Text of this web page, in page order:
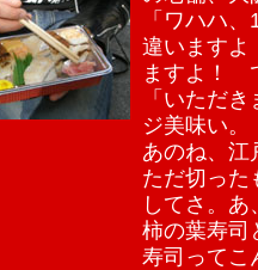
「ワハハ
違います
ますよ！
「いただ
ジ美味い
あのね、江
ただ切った
してさ。
柿の葉寿司
寿司って